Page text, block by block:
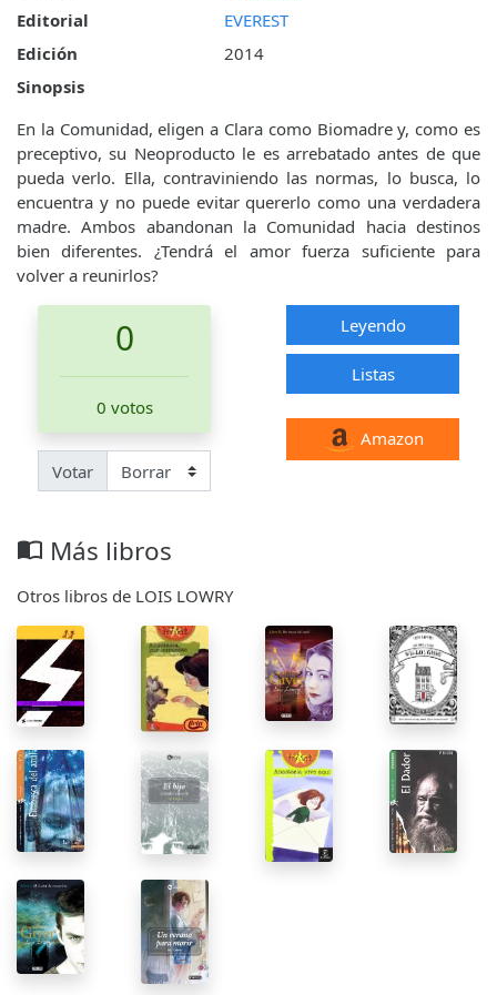
Editorial
EVEREST
Edición
2014
Sinopsis
En la Comunidad, eligen a Clara como Biomadre y, como es
preceptivo, su Neoproducto le es arrebatado antes de que
pueda verlo. Ella, contraviniendo las normas, lo busca, lo
encuentra y no puede evitar quererlo como una verdadera
madre. Ambos abandonan la Comunidad hacia destinos
bien diferentes. ¿Tendrá el amor fuerza suficiente para
volver a reunirlos?
0
0 votos
Votar
Leyendo
Listas
Amazon
import_contacts Más libros
Otros libros de LOIS LOWRY